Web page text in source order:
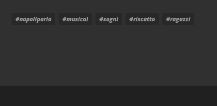
#napoliparla #musical #sogni #riscatto #ragazzi